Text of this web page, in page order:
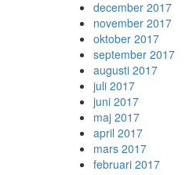
december 2017
november 2017
oktober 2017
september 2017
augusti 2017
juli 2017
juni 2017
maj 2017
april 2017
mars 2017
februari 2017